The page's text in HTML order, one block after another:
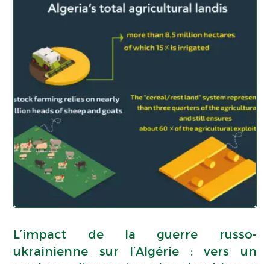
L’impact de la guerre russo-
ukrainienne sur l’Algérie : vers un